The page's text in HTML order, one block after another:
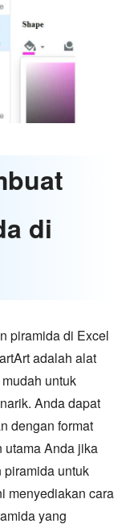
di
piramida di Excel
adalah alat
untuk
Anda dapat
dengan format
utama Anda jika
piramida untuk
menyediakan cara
yang